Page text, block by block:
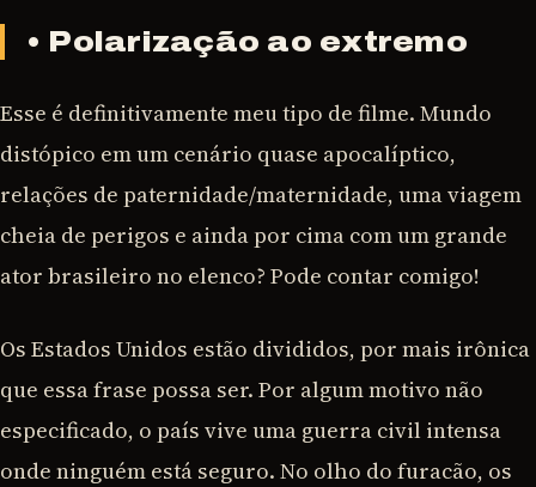
• Polarização ao extremo
Esse é definitivamente meu tipo de filme. Mundo
distópico em um cenário quase apocalíptico,
relações de paternidade/maternidade, uma viagem
cheia de perigos e ainda por cima com um grande
ator brasileiro no elenco? Pode contar comigo!
Os Estados Unidos estão divididos, por mais irônica
que essa frase possa ser. Por algum motivo não
especificado, o país vive uma guerra civil intensa
onde ninguém está seguro. No olho do furacão, os